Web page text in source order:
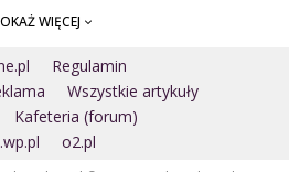
ZNAK ZODIAKU A
Jak ubrać się na randkę?
Jakie kolory ją/ jego uwiodą?
Jak ją/ jego uwieść?
MAGIA
WIĘCEJ
Regulamin
Wszystkie artykuły
Kafeteria (forum)
o2.pl